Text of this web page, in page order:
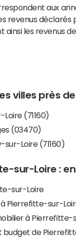
aux
revenus déclarés
ainsi les revenus de
villes près
Loire (71160)
(03470)
sur-Loire (71160)
sur-Loire :
sur-Loire
à Pierrefitte-sur-
à Pierrefitte-
budget de